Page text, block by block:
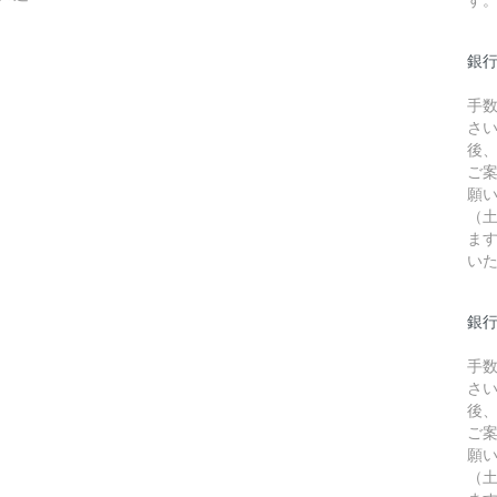
銀
手
さ
後
ご
願
（
ま
い
銀
手
さ
後
ご
願
（